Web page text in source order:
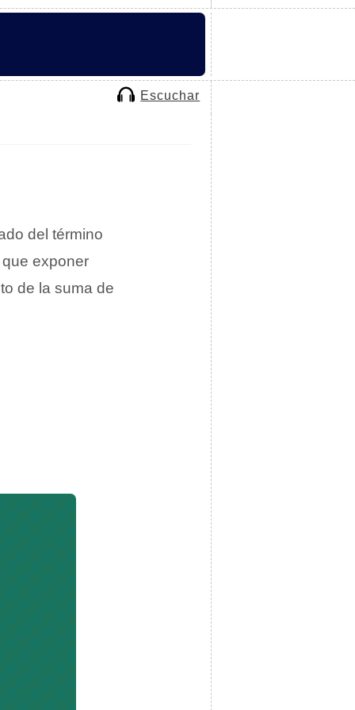
Escuchar
del término
exponer
de la suma de